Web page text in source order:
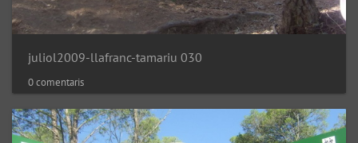
juliol2009-llafranc-tamariu 030
0 comentaris